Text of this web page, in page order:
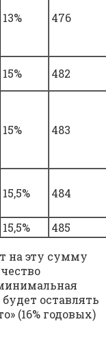
13% 476
15%
482
15% 483
15,5% 484
15,5%
485
на эту сумму
оставлять
(16% годовых)